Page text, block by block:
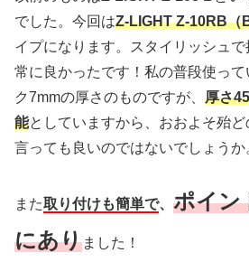
でした。今回はZ-LIGHT Z-10RB（
イプになります。スタイリッシュ
常に良かったです！私の普段使っ
ク7mmの厚さのものですが、 厚さ
能としていますから、おおよそ殆
言っても良いのではないでしょうか
また取り付けも簡単で、 ポイン
にありました！